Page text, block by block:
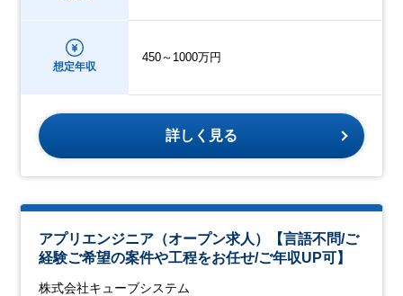
想定年収
450～1000万円
詳しく見る
アプリエンジニア（オープン求人）【言語不問/ご
経験ご希望の案件や工程をお任せ/ご年収UP可】
株式会社キューブシステム